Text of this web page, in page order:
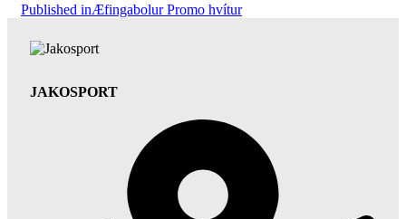
Published inÆfingabolur Promo hvítur
JAKOSPORT